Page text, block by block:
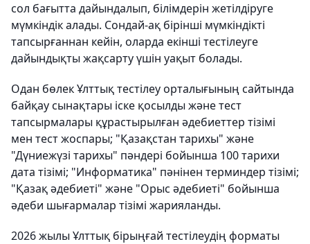
сол бағытта дайындалып, білімдерін жетілдіруге
мүмкіндік алады. Сондай-ақ бірінші мүмкіндікті
тапсырғаннан кейін, оларда екінші тестілеуге
дайындықты жақсарту үшін уақыт болады.
Одан бөлек Ұлттық тестілеу орталығының сайтында
байқау сынақтары іске қосылды және тест
тапсырмалары құрастырылған әдебиеттер тізімі
мен тест жоспары; "Қазақстан тарихы" және
"Дүниежүзі тарихы" пәндері бойынша 100 тарихи
дата тізімі; "Информатика" пәнінен терминдер тізімі;
"Қазақ әдебиеті" және "Орыс әдебиеті" бойынша
әдеби шығармалар тізімі жарияланды.
2026 жылы Ұлттық бірыңғай тестілеудің форматы